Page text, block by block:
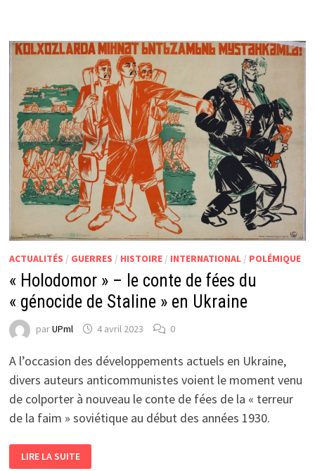
L’EST
PARISIEN
ACTUALITÉS / GUERRES / HISTOIRE/ INTERNATIONAL/ POLÉMIQUE
« Holodomor » – le conte de fées du
« génocide de Staline » en Ukraine
parUPml 4 avril 2023 0
A l’occasion des développements actuels en Ukraine,
divers auteurs anticommunistes voient le moment venu
de colporter à nouveau le conte de fées de la « terreur
de la faim » soviétique au début des années 1930.
« HOLODOMOR »
–
LIRE LA SUITE